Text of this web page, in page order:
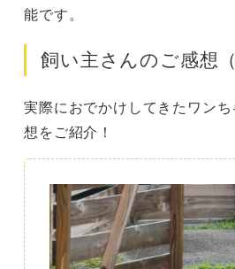
能です。
飼い主さんのご感想
実際におでかけしてきたワン
想をご紹介！